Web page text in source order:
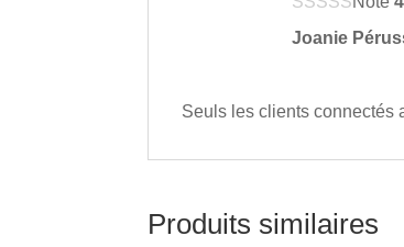
Joanie
Seuls les clients connectés
Produits similaires